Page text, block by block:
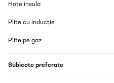
Hote insula
Plite cu inducție
Plite pe gaz
Subiecte preferate